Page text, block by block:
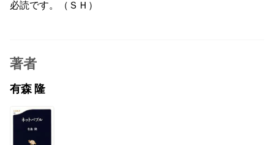
必読です。（ＳＨ）
著者
有森 隆